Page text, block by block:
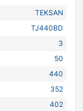
TEKSAN
TJ440BD
3
50
440
352
402